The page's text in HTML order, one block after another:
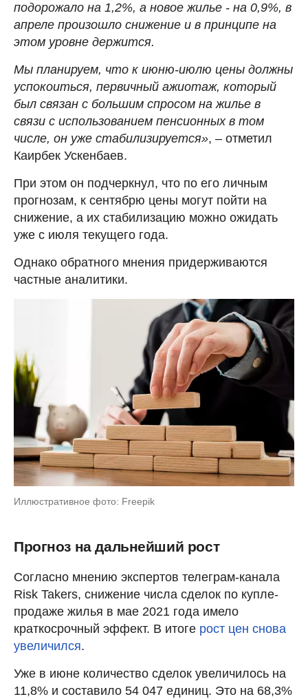
подорожало на 1,2%, а новое жилье - на 0,9%, в
апреле произошло снижение и в принципе на
этом уровне держится.
Мы планируем, что к июню-июлю цены должны
успокоиться, первичный ажиотаж, который
был связан с большим спросом на жилье в
связи с использованием пенсионных в том
числе, он уже стабилизируется», – отметил
Каирбек Ускенбаев.
При этом он подчеркнул, что по его личным
прогнозам, к сентябрю цены могут пойти на
снижение, а их стабилизацию можно ожидать
уже с июля текущего года.
Однако обратного мнения придерживаются
частные аналитики.
Иллюстративное фото: Freepik
Прогноз на дальнейший рост
Согласно мнению экспертов телеграм-канала
Risk Takers, снижение числа сделок по купле-
продаже жилья в мае 2021 года имело
краткосрочный эффект. В итоге рост цен снова
увеличился.
Уже в июне количество сделок увеличилось на
11,8% и составило 54 047 единиц. Это на 68,3%